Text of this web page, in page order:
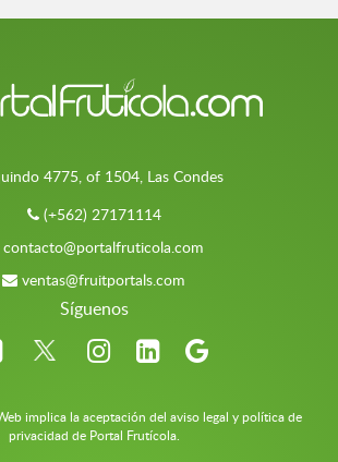
4775, of 1504, Las Condes
(+562) 27171114
contacto@portalfruticola.com
ventas@fruitportals.com
Síguenos
implica la aceptación del aviso legal y política de
privacidad de Portal Frutícola.